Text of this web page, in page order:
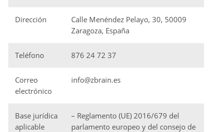
Dirección
Calle Menéndez Pelayo, 30, 50009
Zaragoza, España
Teléfono 876 24 72 37
Correo
electrónico
info@zbrain.es
Base jurídica
aplicable
– Reglamento (UE) 2016/679 del
parlamento europeo y del consejo de